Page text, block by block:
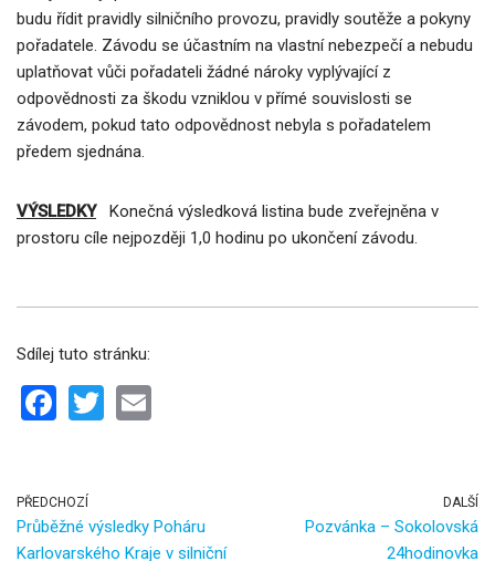
budu řídit pravidly silničního provozu, pravidly soutěže a pokyny
pořadatele. Závodu se účastním na vlastní nebezpečí a nebudu
uplatňovat vůči pořadateli žádné nároky vyplývající z
odpovědnosti za škodu vzniklou v přímé souvislosti se
závodem, pokud tato odpovědnost nebyla s pořadatelem
předem sjednána.
VÝSLEDKYKonečná výsledková listina bude zveřejněna v
prostoru cíle nejpozději 1,0 hodinu po ukončení závodu.
Sdílej tuto stránku:
F
b
o
T
er
E
PŘEDCHOZÍ
Průběžné výsledky Poháru
Karlovarského Kraje v silniční
DALŠÍ
Pozvánka – Sokolovská
24hodinovka